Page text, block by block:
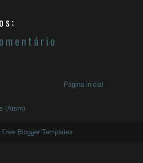
Página inicial
(Atom)
Blogger Templates